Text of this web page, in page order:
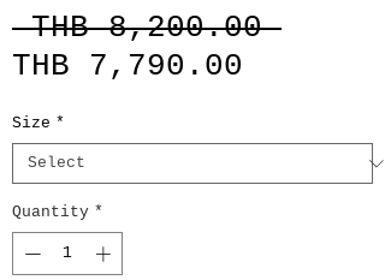
THB 8,200.00
THB 7,790.00
Size *
Quantity *